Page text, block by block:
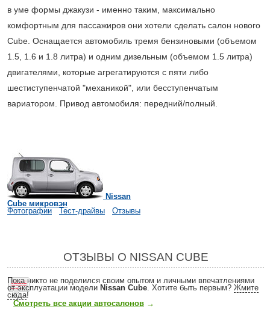
в уме формы джакузи - именно таким, максимально
комфортным для пассажиров они хотели сделать салон нового
Cube. Оснащается автомобиль тремя бензиновыми (объемом
1.5, 1.6 и 1.8 литра) и одним дизельным (объемом 1.5 литра)
двигателями, которые агрегатируются с пяти либо
шестиступенчатой "механикой", или бесступенчатым
вариатором. Привод автомобиля: передний/полный.
Nissan
Cube микровэн
Фотографии
Тест-драйвы Отзывы
ОТЗЫВЫ О NISSAN CUBE
Пока никто не поделился своим опытом и личными впечатлениями
от эксплуатации модели Nissan Cube. Хотите быть первым? Жмите
сюда!
Смотреть все акции автосалонов →